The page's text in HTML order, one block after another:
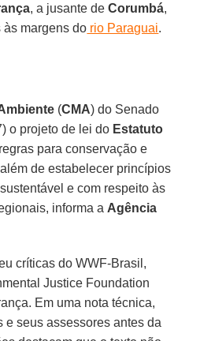
, a jusante deCorumbá,
margens do rio Paraguai.
(CMA) do Senado
o projeto de lei do Estatuto
para conservação e
de estabelecer princípios
e com respeito às
informa a Agência
críticas do WWF-Brasil,
Justice Foundation
Em uma nota técnica,
e seus assessores antes da